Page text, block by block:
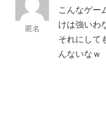
匿名
こんなゲー
けは強いわ
それにして
んないなｗ